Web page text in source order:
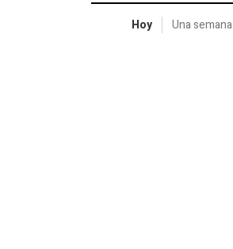
Hoy Una semana